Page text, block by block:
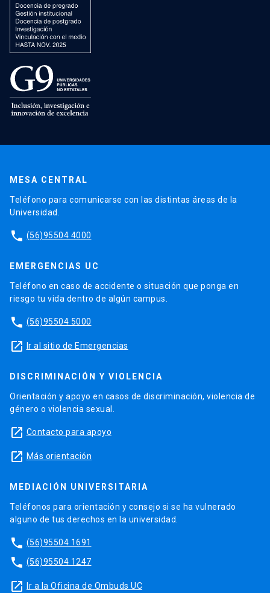
MESA CENTRAL
Teléfono para comunicarse con las distintas áreas de la
Universidad.
phone (56)95504 4000
EMERGENCIAS UC
Teléfono en caso de accidente o situación que ponga en
riesgo tu vida dentro de algún campus.
phone (56)95504 5000
launch Ir al sitio de Emergencias
DISCRIMINACIÓN Y VIOLENCIA
Orientación y apoyo en casos de discriminación, violencia de
género o violencia sexual.
launch Contacto para apoyo
launch Más orientación
MEDIACIÓN UNIVERSITARIA
Teléfonos para orientación y consejo si se ha vulnerado
alguno de tus derechos en la universidad.
phone (56)95504 1691
phone (56)95504 1247
launch Ir a la Oficina de Ombuds UC